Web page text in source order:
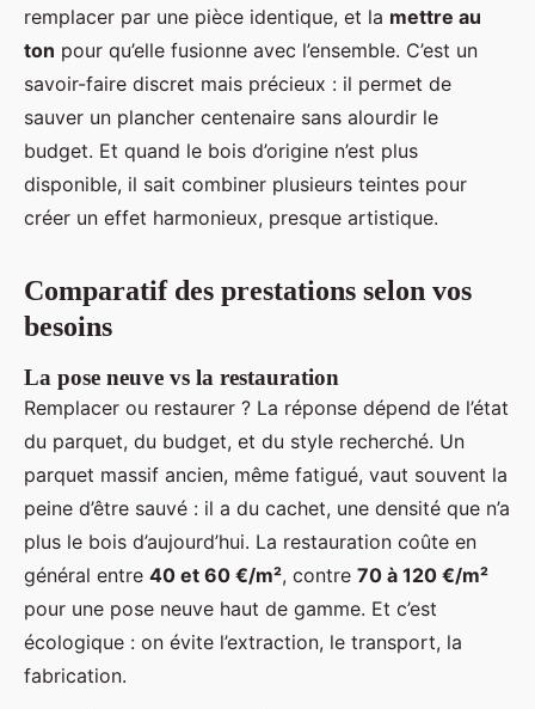
remplacer par une pièce identique, et la mettre au
ton pour qu’elle fusionne avec l’ensemble. C’est un
savoir-faire discret mais précieux : il permet de
sauver un plancher centenaire sans alourdir le
budget. Et quand le bois d’origine n’est plus
disponible, il sait combiner plusieurs teintes pour
créer un effet harmonieux, presque artistique.
Comparatif des prestations selon vos
besoins
La pose neuve vs la restauration
Remplacer ou restaurer ? La réponse dépend de l’état
du parquet, du budget, et du style recherché. Un
parquet massif ancien, même fatigué, vaut souvent la
peine d’être sauvé : il a du cachet, une densité que n’a
plus le bois d’aujourd’hui. La restauration coûte en
général entre 40 et 60 €/m², contre 70 à 120 €/m²
pour une pose neuve haut de gamme. Et c’est
écologique : on évite l’extraction, le transport, la
fabrication.